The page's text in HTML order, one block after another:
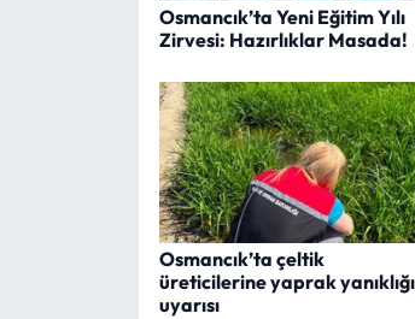
Osmancık’ta Yeni Eğitim Yılı
Zirvesi: Hazırlıklar Masada!
Osmancık’ta çeltik
üreticilerine yaprak yanıklığı
uyarısı